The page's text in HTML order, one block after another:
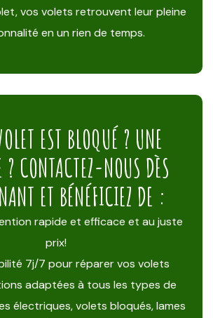
vos volets retrouvent leur pleine
en un rien de temps.
EST BLOQUÉ ? UNE
? CONTACTEZ-NOUS DÈS
ET BÉNÉFICIEZ DE :
rapide et efficace et au juste
prix!
7j/7 pour réparer vos volets
adaptées à tous les types de
électriques, volets bloqués, lames